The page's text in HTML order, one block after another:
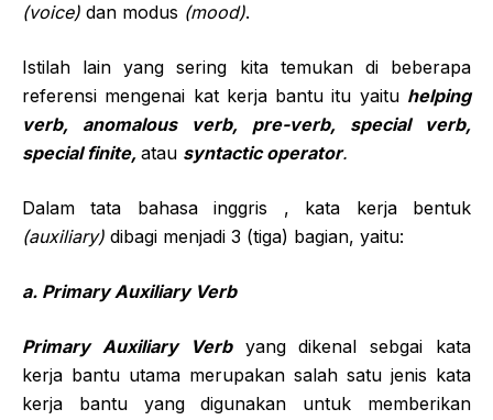
(voice) dan modus (mood).
Istilah lain yang sering kita temukan di beberapa
referensi mengenai kat kerja bantu itu yaitu helping
verb, anomalous verb, pre-verb, special verb,
special finite, atau syntactic operator.
Dalam tata bahasa inggris , kata kerja bentuk
(auxiliary) dibagi menjadi 3 (tiga) bagian, yaitu:
a. Primary Auxiliary Verb
Primary Auxiliary Verbyang dikenal sebgai kata
kerja bantu utama merupakan salah satu jenis kata
kerja bantu yang digunakan untuk memberikan